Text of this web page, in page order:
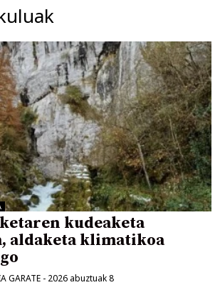
kudeaketa
aldaketa klimatikoa
GARATE - 2026 abuztuak 8